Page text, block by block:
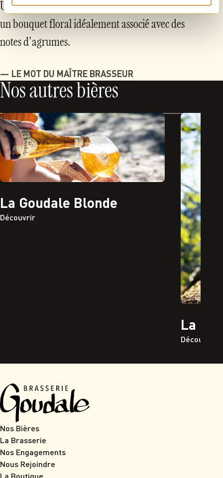
Une bière douce, à l'amertume délicate qui livre
un bouquet floral idéalement associé avec des
notes d'agrumes.
LE MOT DU MAÎTRE BRASSEUR
Nos autres bières
La Goudale Blonde
Découvrir
La
Découvrir
Nos Bières
La Brasserie
Nos Engagements
Nous Rejoindre
La Boutique